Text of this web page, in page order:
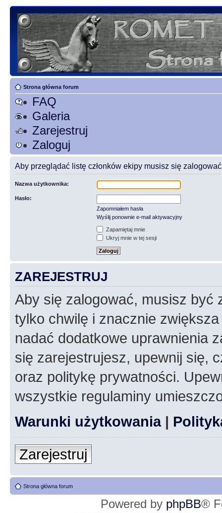
Strona główna forum
FAQ
Galeria
Zarejestruj
Zaloguj
Aby przeglądać listę członków ekipy musisz się
Nazwa użytkownika:
Hasło:
Zapomniałem hasła
Wyślij ponownie e-mail aktywacyjny
Zapamiętaj mnie
Ukryj mnie w tej sesji
ZAREJESTRUJ
Aby się zalogować, musisz być
tylko chwilę i znacznie
nadać dodatkowe uprawnienia
się zarejestrujesz, upewnij się,
oraz politykę prywatności.
wszystkie regulaminy
Warunki użytkowania|
Zarejestruj
Strona główna forum
Powered by phpBB®